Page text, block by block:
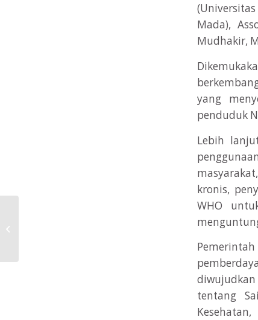
Mada),
Mudhakir,
yang
penduduk
Lebih
kronis,
WHO
tentang